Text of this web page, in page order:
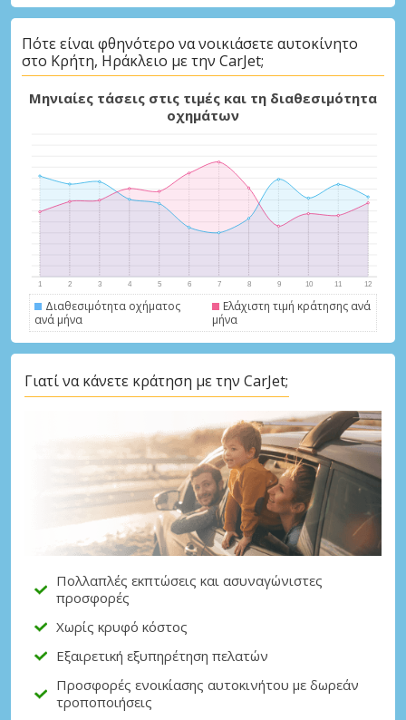
Πότε είναι φθηνότερο να νοικιάσετε αυτοκίνητο
στο Κρήτη, Ηράκλειο με την CarJet;
Μηνιαίες τάσεις στις τιμές και τη διαθεσιμότητα
οχημάτων
Διαθεσιμότητα οχήματος
ανά μήνα
Ελάχιστη τιμή κράτησης ανά
μήνα
Γιατί να κάνετε κράτηση με την CarJet;
Πολλαπλές εκπτώσεις και ασυναγώνιστες
προσφορές
Χωρίς κρυφό κόστος
Εξαιρετική εξυπηρέτηση πελατών
Προσφορές ενοικίασης αυτοκινήτου με δωρεάν
τροποποιήσεις